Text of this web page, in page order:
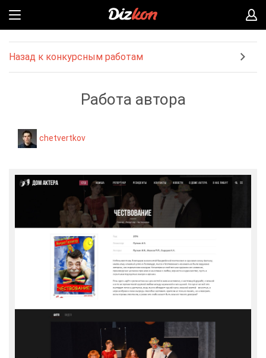
Назад к конкурсным работам
Работа автора
chetvertkov